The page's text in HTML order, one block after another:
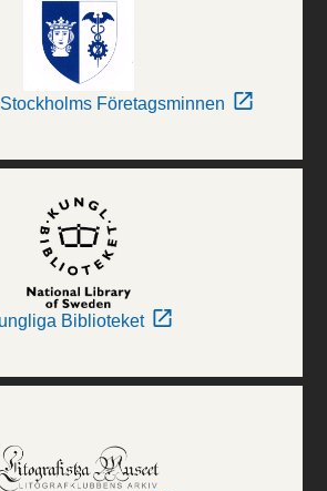
Företagsminnen
Biblioteket